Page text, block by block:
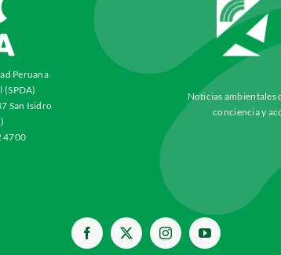
Peruana
(SPDA)
San Isidro
4700
Noticias ambientales
conciencia y